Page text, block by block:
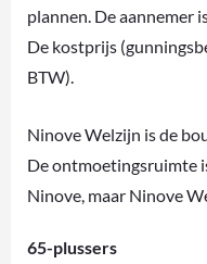
plannen. De aannemer
De kostprijs
BTW).
Ninove Welzijn is de
De ontmoetingsruimte
Ninove, maar Ninove
65-plussers